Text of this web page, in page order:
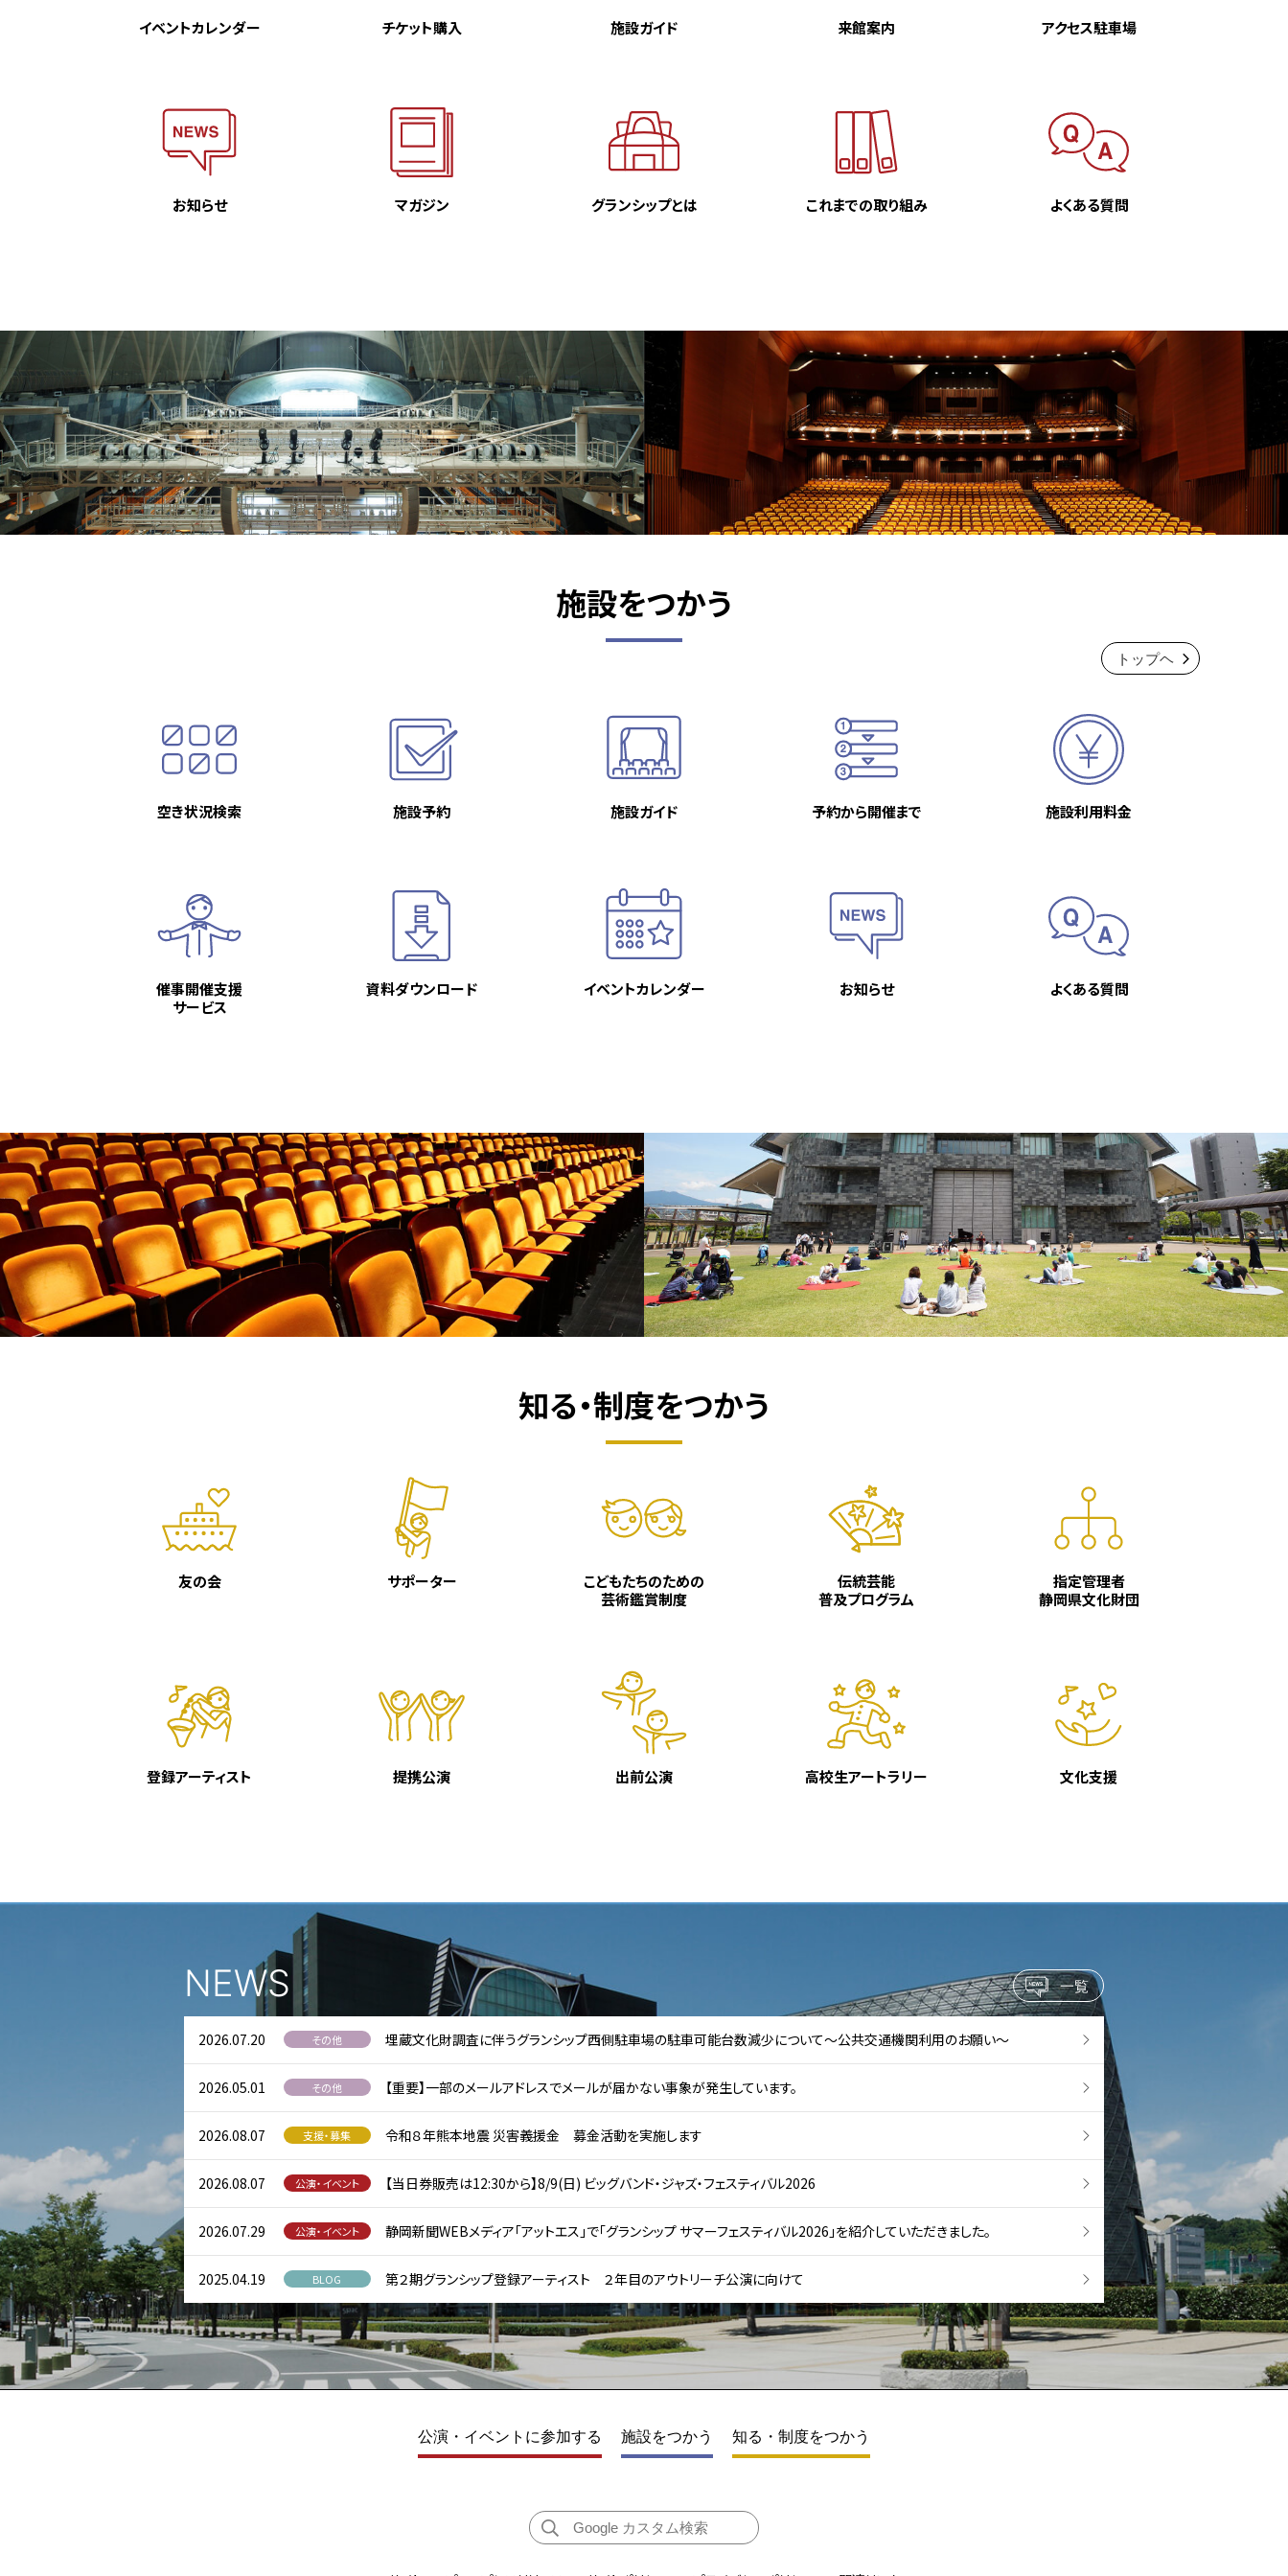
イベントカレンダー チケット購入 施設ガイド 来館案内 アクセス駐車場
お知らせ マガジン グランシップとは これまでの取り組み よくある質問
施設をつかう
トップヘ
空き状況検索 施設予約 施設ガイド 予約から開催まで 施設利用料金
催事開催支援
サービス
資料ダウンロード イベントカレンダー お知らせ よくある質問
知る・制度をつかう
友の会 サポーター
こどもたちのための
芸術鑑賞制度
伝統芸能
普及プログラム
指定管理者
静岡県文化財団
登録アーティスト 提携公演 出前公演 高校生アートラリー 文化支援
NEWS 一覧
2026.07.20 その他 埋蔵文化財調査に伴うグランシップ西側駐車場の駐車可能台数減少について～公共交通機関利用のお願い～
2026.05.01 その他 【重要】一部のメールアドレスでメールが届かない事象が発生しています。
2026.08.07 支援・募集 令和８年熊本地震 災害義援金 募金活動を実施します
2026.08.07 公演・イベント 【当日券販売は12:30から】8/9(日) ビッグバンド・ジャズ・フェスティバル2026
2026.07.29 公演・イベント 静岡新聞WEBメディア「アットエス」で「グランシップ サマーフェスティバル2026」を紹介していただきました。
2025.04.19 BLOG 第２期グランシップ登録アーティスト ２年目のアウトリーチ公演に向けて
公演・イベントに参加する 施設をつかう 知る・制度をつかう